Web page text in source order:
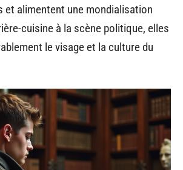
et alimentent une mondialisation
cuisine à la scène politique, elles
le visage et la culture du